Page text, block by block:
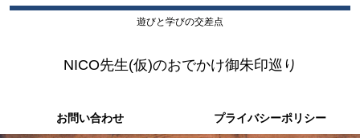
遊びと学びの交差点
NICO先生(仮)のおでかけ御朱印巡り
お問い合わせ プライバシーポリシー